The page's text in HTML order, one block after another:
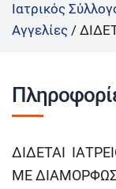
Ιατρικός
Αγγελίες /
ΔΙΔΕΤΑΙ
ΜΕ